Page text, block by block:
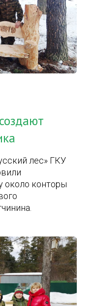
лес» ГКУ
около конторы